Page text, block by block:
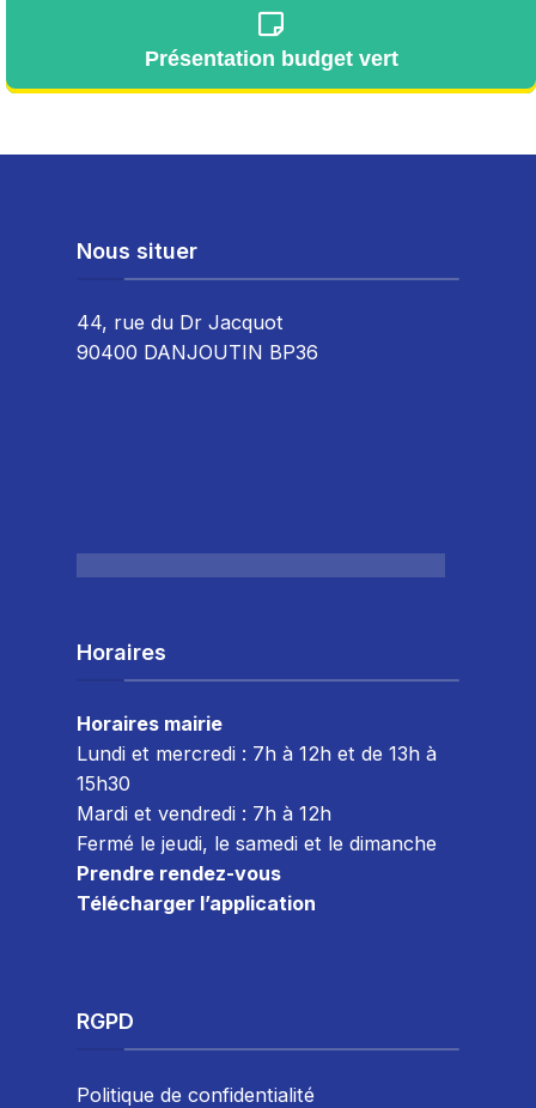
Présentation budget vert
Nous situer
44, rue du Dr Jacquot
90400 DANJOUTIN BP36
Horaires
Horaires mairie
Lundi et mercredi : 7h à 12h et de 13h à
15h30
Mardi et vendredi : 7h à 12h
Fermé le jeudi, le samedi et le dimanche
Prendre rendez-vous
Télécharger l’application
RGPD
Politique de confidentialité